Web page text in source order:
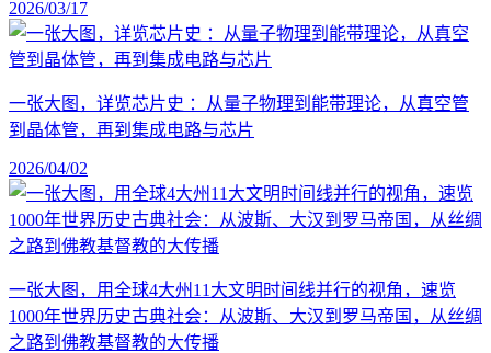
2026/03/17
一张大图，详览芯片史 ：从量子物理到能带理论，从真空管
到晶体管，再到集成电路与芯片
2026/04/02
一张大图，用全球4大州11大文明时间线并行的视角，速览
1000年世界历史古典社会：从波斯、大汉到罗马帝国，从丝绸
之路到佛教基督教的大传播